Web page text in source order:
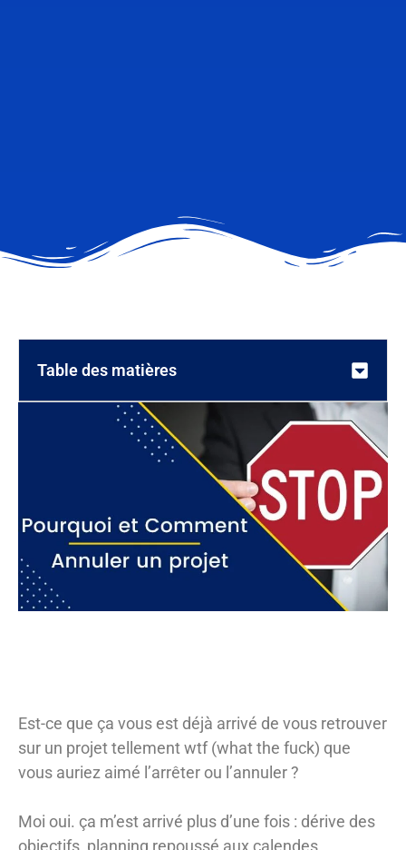
Table des matières
Est-ce que ça vous est déjà arrivé de vous retrouver
sur un projet tellement wtf (what the fuck) que
vous auriez aimé l’arrêter ou l’annuler ?
Moi oui. ça m’est arrivé plus d’une fois : dérive des
objectifs, planning repoussé aux calendes